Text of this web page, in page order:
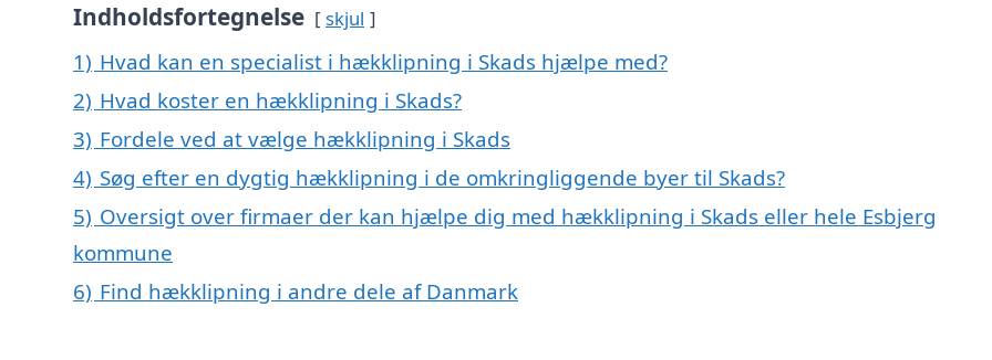
Indholdsfortegnelse skjul
1) Hvad kan en specialist i hækklipning i Skads hjælpe med?
2) Hvad koster en hækklipning i Skads?
3) Fordele ved at vælge hækklipning i Skads
4) Søg efter en dygtig hækklipning i de omkringliggende byer til Skads?
5) Oversigt over firmaer der kan hjælpe dig med hækklipning i Skads eller hele Esbjerg
kommune
6) Find hækklipning i andre dele af Danmark